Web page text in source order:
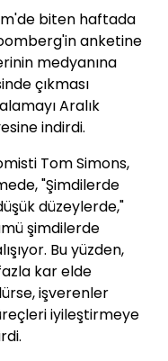
biten haftada
anketine
medyanına
çıkması
Aralık
indirdi.
Tom Simons,
"Şimdilerde
düzeylerde,"
şimdilerde
Bu yüzden,
kar elde
işverenler
iyileştirmeye